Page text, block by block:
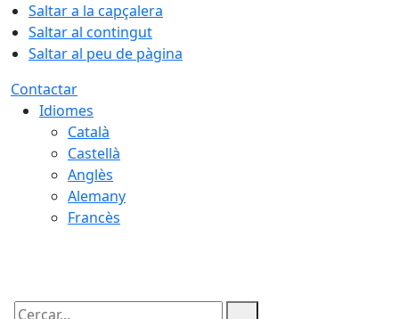
Saltar a la capçalera
Saltar al contingut
Saltar al peu de pàgina
Contactar
Idiomes
Català
Castellà
Anglès
Alemany
Francès